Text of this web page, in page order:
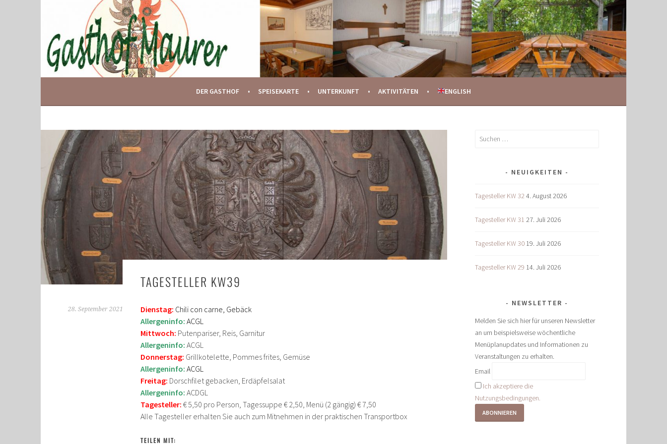
GASTHOF MAURER
IHR GASTHOF IN GLOGGNITZ
DER GASTHOF SPEISEKARTE UNTERKUNFT AKTIVITÄTEN ENGLISH
TAGESTELLER KW39
28. September 2021 Dienstag: Chili con carne, Gebäck
Allergeninfo: ACGL
Mittwoch: Putenpariser, Reis, Garnitur
Allergeninfo: ACGL
Donnerstag: Grillkotelette, Pommes frites, Gemüse
Allergeninfo: ACGL
Freitag: Dorschfilet gebacken, Erdäpfelsalat
Allergeninfo: ACDGL
Tagesteller: € 5,50 pro Person, Tagessuppe € 2,50, Menü (2 gängig) € 7,50
Alle Tagesteller erhalten Sie auch zum Mitnehmen in der praktischen Transportbox
TEILEN MIT:
Suchen
NEUIGKEITEN
Tagesteller KW 324. August 2026
Tagesteller KW 31 27. Juli 2026
Tagesteller KW 30 19. Juli 2026
Tagesteller KW 29 14. Juli 2026
NEWSLETTER
Melden Sie sich hier für unseren Newsletter
an um beispielsweise wöchentliche
Menüplanupdates und Informationen zu
Veranstaltungen zu erhalten.
Email
Ich akzeptiere die
Nutzungsbedingungen.